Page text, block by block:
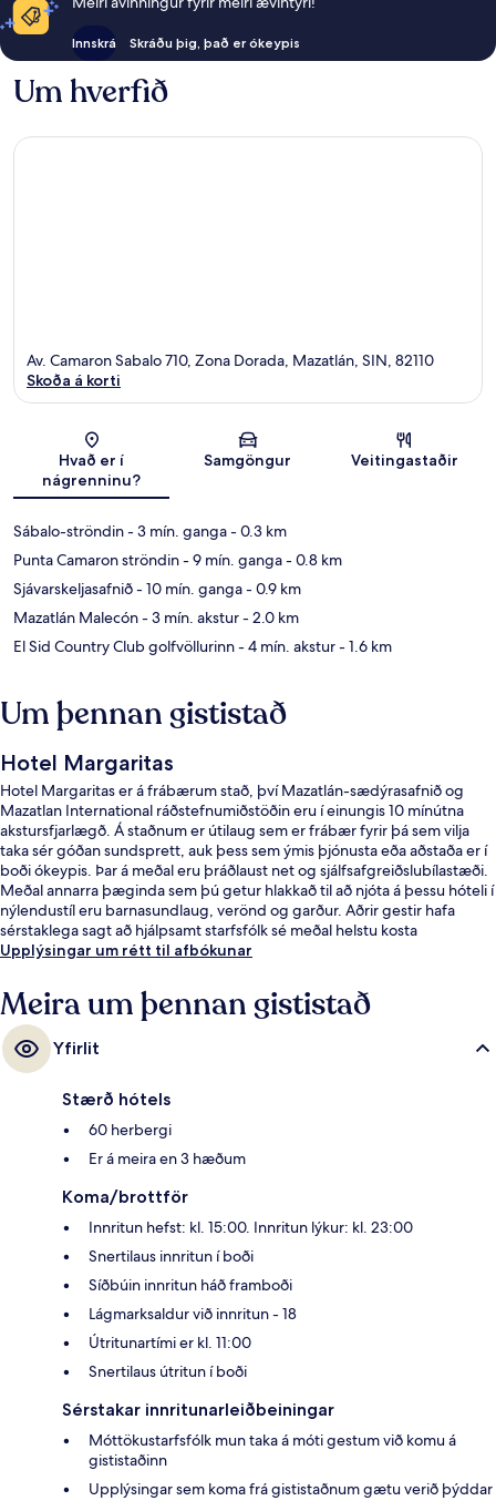
Innskrá Skráðu þig, það er ókeypis
Um hverfið
Kort
Av. Camaron Sabalo 710, Zona Dorada, Mazatlán, SIN, 82110
Skoða á korti
Hvað er í
nágrenninu?
Samgöngur Veitingastaðir
Sábalo-ströndin- 3 mín. ganga- 0.3 km
Punta Camaron ströndin- 9 mín. ganga- 0.8 km
Sjávarskeljasafnið- 10 mín. ganga- 0.9 km
Mazatlán Malecón- 3 mín. akstur- 2.0 km
El Sid Country Club golfvöllurinn- 4 mín. akstur- 1.6 km
Um þennan gististað
Hotel Margaritas
Hotel Margaritas er á frábærum stað, því Mazatlán-sædýrasafnið og
Mazatlan International ráðstefnumiðstöðin eru í einungis 10 mínútna
akstursfjarlægð. Á staðnum er útilaug sem er frábær fyrir þá sem vilja
taka sér góðan sundsprett, auk þess sem ýmis þjónusta eða aðstaða er í
boði ókeypis. Þar á meðal eru þráðlaust net og sjálfsafgreiðslubílastæði.
Meðal annarra þæginda sem þú getur hlakkað til að njóta á þessu hóteli í
nýlendustíl eru barnasundlaug, verönd og garður. Aðrir gestir hafa
sérstaklega sagt að hjálpsamt starfsfólk sé meðal helstu kosta
gististaðarins.
Upplýsingar um rétt til afbókunar
Meira um þennan gististað
Yfirlit
Stærð hótels
60 herbergi
Er á meira en 3 hæðum
Koma/brottför
Innritun hefst: kl. 15:00. Innritun lýkur: kl. 23:00
Snertilaus innritun í boði
Síðbúin innritun háð framboði
Lágmarksaldur við innritun - 18
Útritunartími er kl. 11:00
Snertilaus útritun í boði
Sérstakar innritunarleiðbeiningar
Móttökustarfsfólk mun taka á móti gestum við komu á
gististaðinn
Upplýsingar sem koma frá gististaðnum gætu verið þýddar